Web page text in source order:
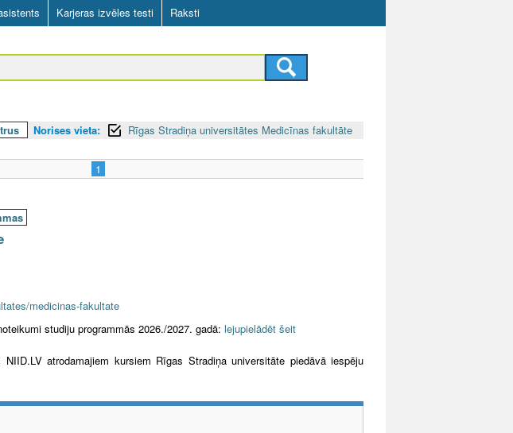
Karjeras izvēles testi Raksti
Norises vieta: Rīgas Stradiņa universitātes Medicīnas fakultāte
1
medicinas-fakultate
studiju programmās 2026./2027. gadā: lejupielādēt šeit
atrodamajiem kursiem Rīgas Stradiņa universitāte piedāvā iespēju